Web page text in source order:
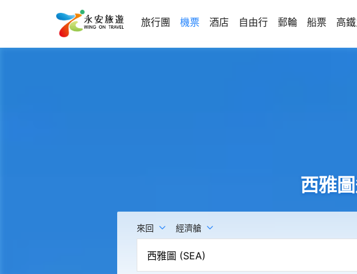
旅行團 機票 酒店 自由行 郵輪 船票 高
西雅
來回 經濟艙